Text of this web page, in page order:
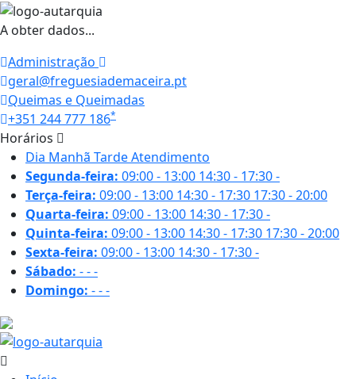
A obter dados...
Administração
geral@freguesiademaceira.pt
Queimas e Queimadas
+351 244 777 186*
Horários
Dia Manhã TardeAtendimento
Segunda-feira: 09:00 - 13:00 14:30 - 17:30-
Terça-feira: 09:00 - 13:00 14:30 - 17:30 17:30 - 20:00
Quarta-feira: 09:00 - 13:00 14:30 - 17:30-
Quinta-feira: 09:00 - 13:00 14:30 - 17:30 17:30 - 20:00
Sexta-feira: 09:00 - 13:00 14:30 - 17:30-
Sábado: ---
Domingo: ---